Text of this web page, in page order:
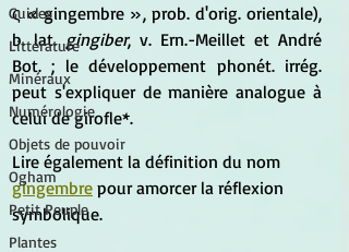
Guides
Littérature
Minéraux
Numérologie
Objets de pouvoir
Ogham
Petit Peuple
Plantes
ς « gingembre », prob. d'orig. orientale),
b. lat. gingiber, v. Ern.-Meillet et André
Bot. ; le développement phonét. irrég.
peut s'expliquer de manière analogue à
celui de girofle*.
Lire également la définition du nom
gingembre pour amorcer la réflexion
symbolique.